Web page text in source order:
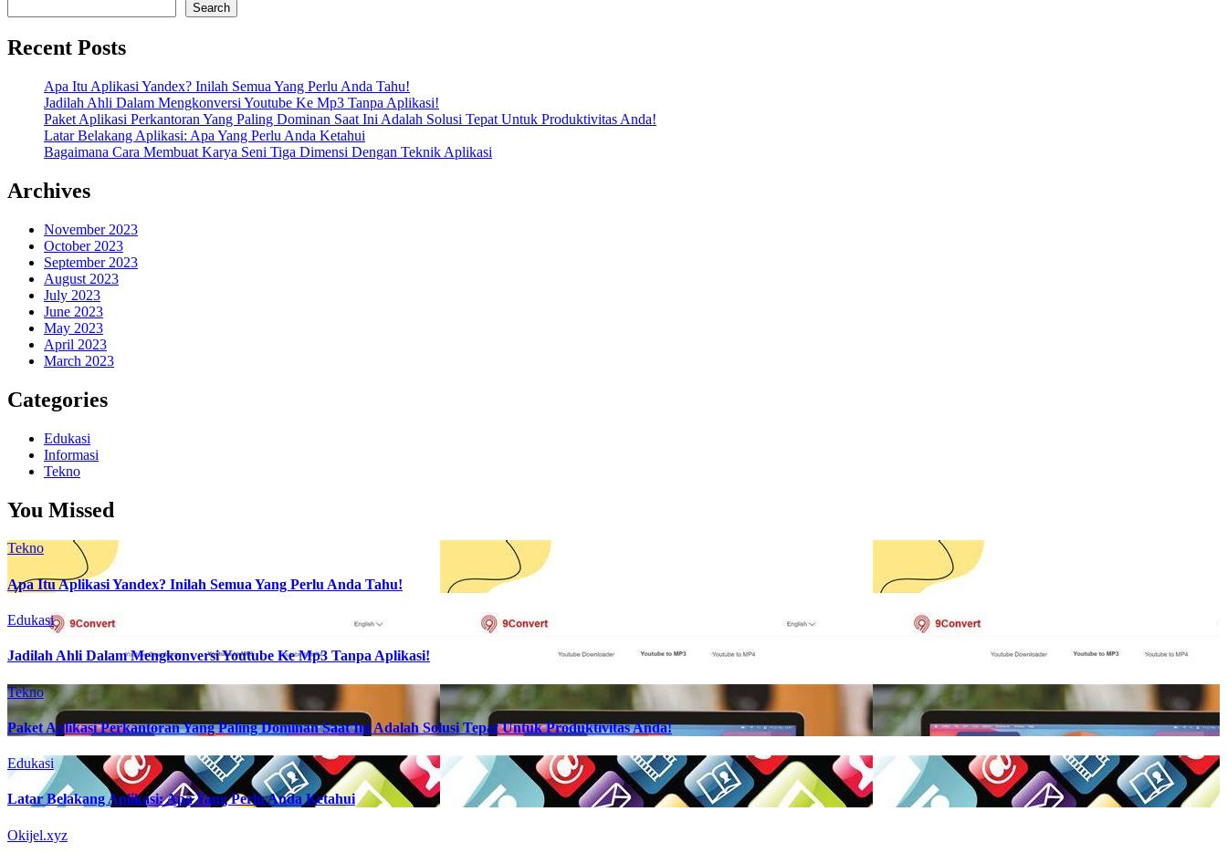
Search
Recent Posts
Apa Itu Aplikasi Yandex? Inilah Semua Yang Perlu Anda Tahu!
Jadilah Ahli Dalam Mengkonversi Youtube Ke Mp3 Tanpa Aplikasi!
Paket Aplikasi Perkantoran Yang Paling Dominan Saat Ini Adalah Solusi Tepat Untuk Produktivitas Anda!
Latar Belakang Aplikasi: Apa Yang Perlu Anda Ketahui
Bagaimana Cara Membuat Karya Seni Tiga Dimensi Dengan Teknik Aplikasi
Archives
November 2023
October 2023
September 2023
August 2023
July 2023
June 2023
May 2023
April 2023
March 2023
Categories
Edukasi
Informasi
Tekno
You Missed
Tekno
Apa Itu Aplikasi Yandex? Inilah Semua Yang Perlu Anda Tahu!
Edukasi
Jadilah Ahli Dalam Mengkonversi Youtube Ke Mp3 Tanpa Aplikasi!
Tekno
Paket Aplikasi Perkantoran Yang Paling Dominan Saat Ini Adalah Solusi Tepat Untuk Produktivitas Anda!
Edukasi
Latar Belakang Aplikasi: Apa Yang Perlu Anda Ketahui
Okijel.xyz